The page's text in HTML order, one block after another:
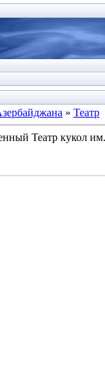
» Театр
Театр кукол